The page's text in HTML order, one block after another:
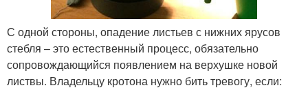
С одной стороны, опадение листьев с нижних ярусов
стебля – это естественный процесс, обязательно
сопровождающийся появлением на верхушке новой
листвы. Владельцу кротона нужно бить тревогу, если: